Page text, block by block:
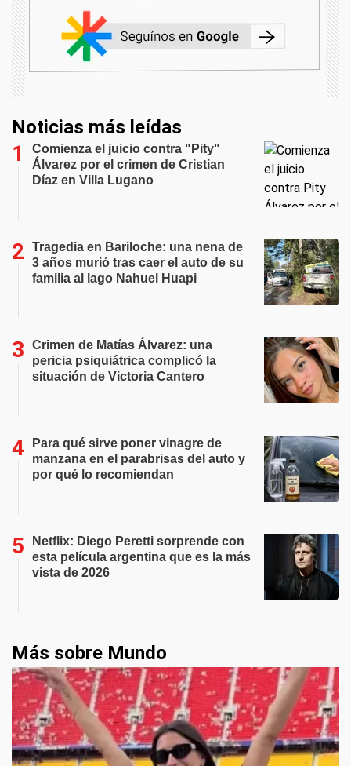
Noticias más leídas
Comienza el juicio contra "Pity"
Álvarez por el crimen de Cristian
Díaz en Villa Lugano
Tragedia en Bariloche: una nena de
3 años murió tras caer el auto de su
familia al lago Nahuel Huapi
Crimen de Matías Álvarez: una
pericia psiquiátrica complicó la
situación de Victoria Cantero
Para qué sirve poner vinagre de
manzana en el parabrisas del auto y
por qué lo recomiendan
Netflix: Diego Peretti sorprende con
esta película argentina que es la más
vista de 2026
Más sobre Mundo